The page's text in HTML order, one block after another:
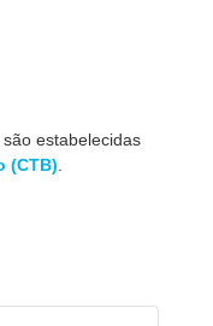
estabelecidas
(CTB)